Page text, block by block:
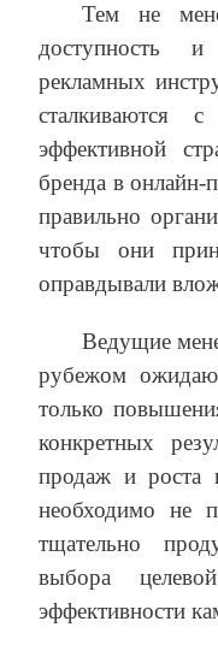
Тем не
доступность
рекламных
сталкиваются
эффективной
бренда в онлайн-
правильно
чтобы они
оправдывали
Ведущие
рубежом
только
конкретных
продаж и роста
необходимо не
тщательно
выбора
эффективности